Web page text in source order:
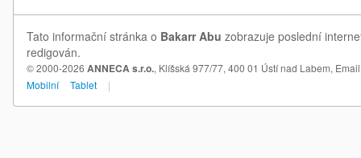
Tato informační stránka o Bakarr Abu zobrazuje poslední
redigován.
© 2000-2026 ANNECA s.r.o., Klíšská 977/77, 400 01 Ústí nad Labem,
Mobilní
Tablet |